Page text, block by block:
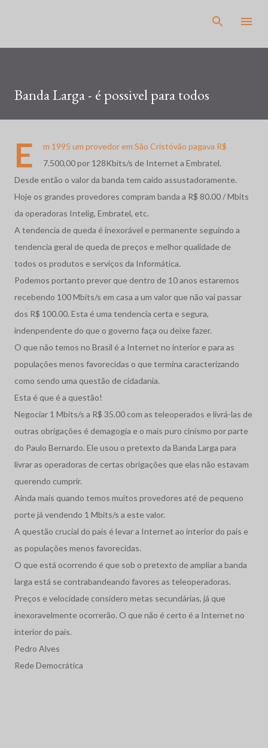
Banda Larga - é possivel para todos
E
m 1995 um provedor em São Cristóvão pagava R$
7.500,00 por 128Kbits/s de Internet a Embratel.
Desde então o valor da banda tem caido assustadoramente.
Hoje os grandes provedores compram banda a R$ 80.00 / Mbits
da operadoras Intelig, Embratel, etc.
A tendencia de queda é inexorável e permanente seguindo a
tendencia geral de queda de preços e melhor qualidade de
todos os produtos e serviços da Informática.
Podemos portanto prever que dentro de 10 anos estaremos
recebendo 100 Mbits/s em casa a um valor que não vai passar
dos R$ 100.00. Esta é uma tendencia certa e segura,
indenpendente do que o governo faça ou deixe fazer.
O que não temos no Brasil é a Internet no interior e para as
populações menos favorecidas o que termina caracterizando
como sendo uma questão de cidadania.
Esta é que é a questão!
Negociar 1 Mbits/s a R$ 35.00 com as teleoperados e livrá-las de
outras obrigações é demagogia e o mais puro cinismo por parte
do Paulo Bernardo. Ele usou o pretexto da Banda Larga para
livrar as operadoras de certas obrigações que elas não estavam
querendo cumprir.
Ainda mais quando temos muitos provedores até de pequeno
porte já vendendo 1 Mbits/s a este valor.
A questão crucial do pais é levar a Internet ao interior do pais e
as populações menos favorecidas.
O que está ocorrendo é que sob o pretexto de ampliar a banda
larga está se contrabandeando favores as teleoperadoras.
Preços e velocidade considero metas secundárias, já que
inexoravelmente ocorrerão. O que não é certo é a Internet no
interior do pais.
Pedro Alves
Rede Democrática